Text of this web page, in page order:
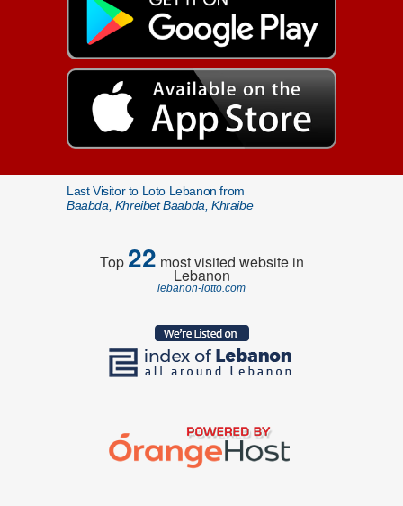
Last Visitor to Loto Lebanon from
Baabda, Khreibet Baabda, Khraibe
Top22 most visited website in
Lebanon
lebanon-lotto.com